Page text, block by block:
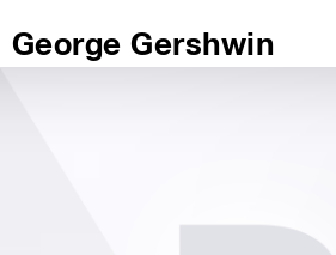
George Gershwin